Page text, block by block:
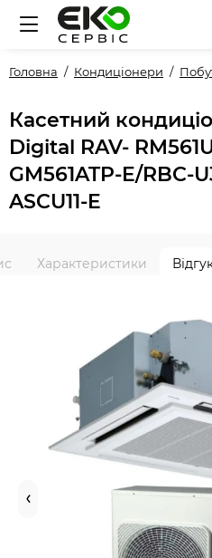
Головна Кондиціонери
Касетний
Digital RAV-
GM561ATP-E/RBC-
ASCU11-E
Характеристики